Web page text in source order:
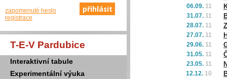
zapomenuté heslo
registrace
T-E-V Pardubice
Interaktivní tabule
Experimentální výuka
06.09. 11
31.07. 11
28.07. 11
27.07. 11
29.06. 11
31.05. 11
23.05. 11
12.12. 10